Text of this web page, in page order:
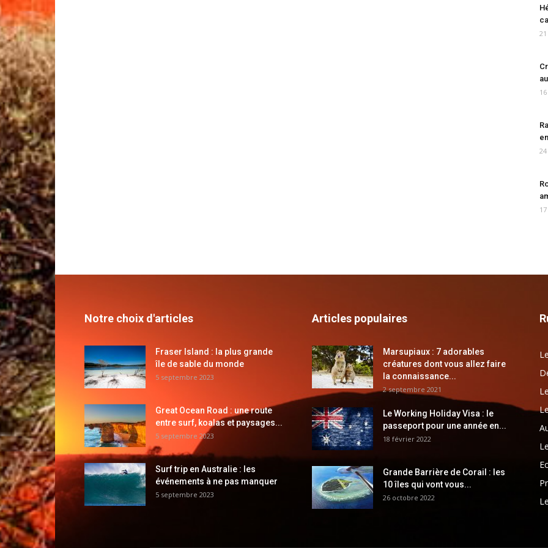
Notre choix d'articles
Fraser Island : la plus grande
île de sable du monde
5 septembre 2023
Great Ocean Road : une route
entre surf, koalas et paysages...
5 septembre 2023
Surf trip en Australie : les
événements à ne pas manquer
5 septembre 2023
Articles populaires
Marsupiaux : 7 adorables
créatures dont vous allez faire
la connaissance...
2 septembre 2021
Le Working Holiday Visa : le
passeport pour une année en...
18 février 2022
Grande Barrière de Corail : les
10 îles qui vont vous...
26 octobre 2022